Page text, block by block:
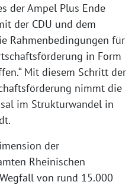
der Ampel Plus Ende
der CDU und dem
Rahmenbedingungen für
in Form
Mit diesem Schritt der
nimmt die
im Strukturwandel in
der
Rheinischen
von rund 15.000